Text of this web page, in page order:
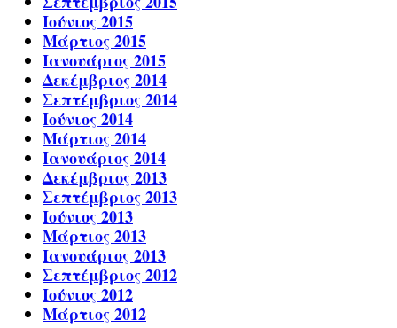
Ιούνιος 2015
Μάρτιος 2015
Ιανουάριος 2015
Δεκέμβριος 2014
Σεπτέμβριος 2014
Ιούνιος 2014
Μάρτιος 2014
Ιανουάριος 2014
Δεκέμβριος 2013
Σεπτέμβριος 2013
Ιούνιος 2013
Μάρτιος 2013
Ιανουάριος 2013
Σεπτέμβριος 2012
Ιούνιος 2012
Μάρτιος 2012